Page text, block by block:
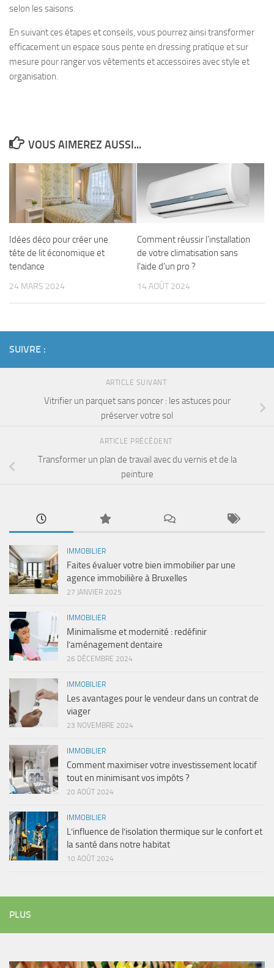
selon les saisons.
En suivant ces étapes et conseils, vous pourrez ainsi transformer
efficacement un espace sous pente en dressing pratique et sur
mesure pour ranger vos vêtements et accessoires avec style et
organisation.
VOUS AIMEREZ AUSSI...
Idées déco pour créer une
tête de lit économique et
tendance
24 MARS 2024
Comment réussir l’installation
de votre climatisation sans
l’aide d’un pro ?
14 AOÛT 2024
SUIVRE :
ARTICLE SUIVANT
Vitrifier un parquet sans poncer : les astuces pour
préserver votre sol
ARTICLE PRÉCÉDENT
Transformer un plan de travail avec du vernis et de la
peinture
IMMOBILIER
Faites évaluer votre bien immobilier par une
agence immobilière à Bruxelles
27 JANVIER 2025
IMMOBILIER
Minimalisme et modernité : redéfinir
l’aménagement dentaire
26 DÉCEMBRE 2024
IMMOBILIER
Les avantages pour le vendeur dans un contrat de
viager
23 NOVEMBRE 2024
IMMOBILIER
Comment maximiser votre investissement locatif
tout en minimisant vos impôts ?
20 AOÛT 2024
IMMOBILIER
L’influence de l’isolation thermique sur le confort et
la santé dans notre habitat
10 AOÛT 2024
PLUS